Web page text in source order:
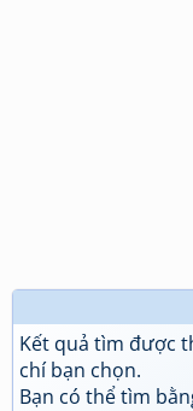
Kết quả tìm được
chí bạn chọn.
Bạn có thể tìm